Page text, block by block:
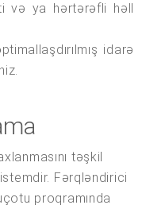
və ya hərtərəfli həll
idarə
təşkil
Fərqləndirici
proqramında